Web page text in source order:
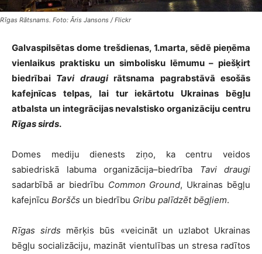
Rīgas Rātsnams. Foto: Āris Jansons / Flickr
Galvaspilsētas dome trešdienas, 1.marta, sēdē pieņēma
vienlaikus praktisku un simbolisku lēmumu – piešķirt
biedrībai Tavi draugirātsnama pagrabstāvā esošās
kafejnīcas telpas, lai tur iekārtotu Ukrainas bēgļu
atbalsta un integrācijas nevalstisko organizāciju centru
Rīgas sirds.
Domes mediju dienests ziņo, ka centru veidos
sabiedriskā labuma organizācija–biedrība Tavi draugi
sadarbībā ar biedrību Common Ground, Ukrainas bēgļu
kafejnīcu Borščs un biedrību Gribu palīdzēt bēgļiem.
Rīgas sirds mērķis būs «veicināt un uzlabot Ukrainas
bēgļu socializāciju, mazināt vientulības un stresa radītos